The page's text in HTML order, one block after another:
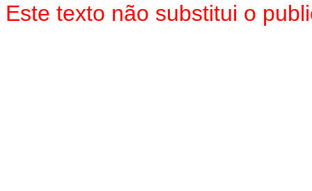
Este texto não substitui o